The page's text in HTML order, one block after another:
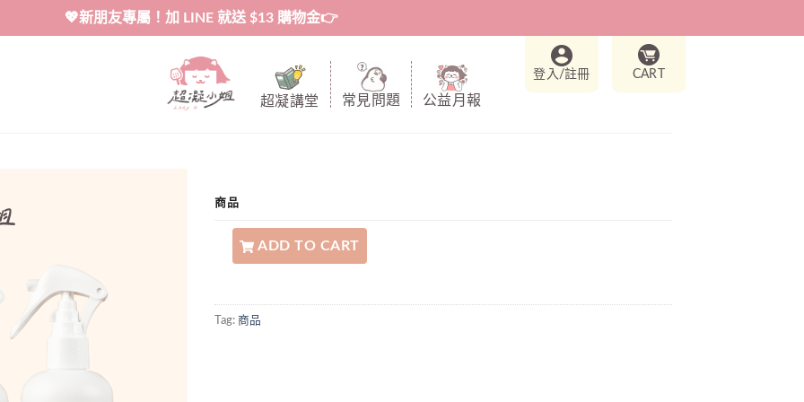
💖新朋友專屬！加 LINE 就送 $13 購物金👉
超凝講堂 常見問題 公益月報
登入/註冊 CART
商品
居家香氛淨味噴霧｜超凝小姐 quantity
ADD TO CART
Tag: 商品